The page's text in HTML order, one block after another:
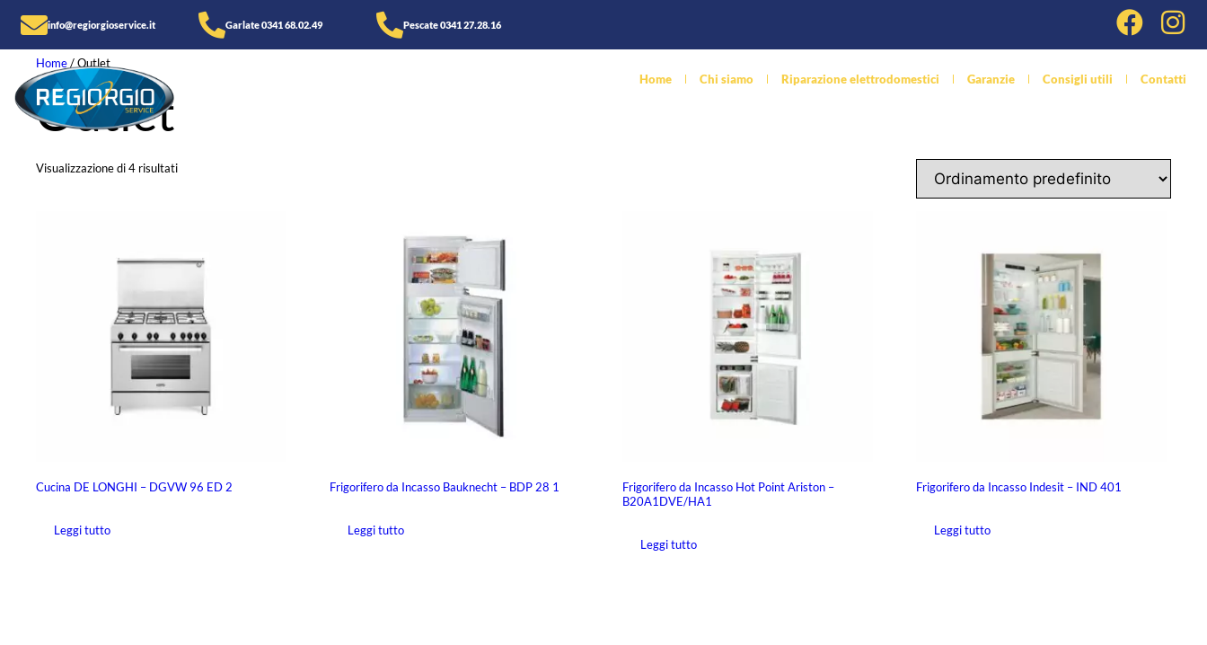
info@regiorgioservice.it Garlate 0341 68.02.49 Pescate 0341 27.28.16
Home Chi siamo Riparazione elettrodomestici Garanzie Consigli utili Contatti
Home/ Outlet
Outlet
Visualizzazione di 4 risultati
Cucina DE LONGHI – DGVW 96 ED 2
Leggi tutto
Frigorifero da Incasso Bauknecht – BDP 28 1
Leggi tutto
Frigorifero da Incasso Hot Point Ariston –
B20A1DVE/HA1
Leggi tutto
Frigorifero da Incasso Indesit – IND 401
Leggi tutto